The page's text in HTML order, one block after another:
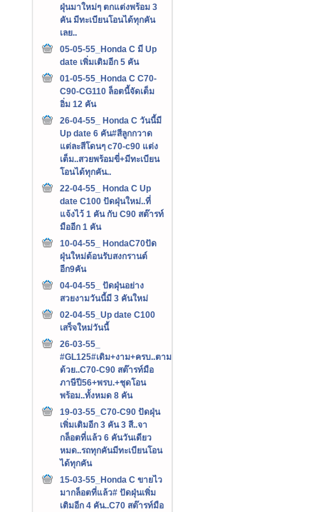
ฝุ่นมาใหม่ๆ ตกแต่งพร้อม 3
คัน มีทะเบียนโอนได้ทุกคัน
เลย..
05-05-55_Honda C มี Up
date เพิ่มเติมอีก 5 คัน
01-05-55_Honda C C70-
C90-CG110 ล็อตนี้จัดเต็ม
อิ่ม 12 คัน
26-04-55_ Honda C วันนี้มี
Up date 6 คัน#สีลูกกวาด
แต่ละสีโดนๆ c70-c90 แต่ง
เต็ม..สวยพร้อมขี่+มีทะเบียน
โอนได้ทุกคัน..
22-04-55_ Honda C Up
date C100 ปัดฝุ่นใหม่..ที่
แจ้งไว้ 1 คัน กับ C90 สต๊ารท์
มืออีก 1 คัน
10-04-55_ HondaC70ปัด
ฝุ่นใหม่ต้อนรับสงกรานต์
อีก9คัน
04-04-55_ ปัดฝุ่นอย่าง
สวยงามวันนี้มี 3 คันใหม่
02-04-55_Up date C100
เสร็จใหม่วันนี้
26-03-55_
#GL125#เดิม+งาม+ครบ..ตาม
ด้วย..C70-C90 สต๊ารท์มือ
ภาษีปี56+พรบ.+ชุดโอน
พร้อม..ทั้งหมด 8 คัน
19-03-55_C70-C90 ปัดฝุ่น
เพิ่มเติมอีก 3 คัน 3 สี..จา
กล็อตที่แล้ว 6 คันวันเดียว
หมด..รถทุกคันมีทะเบียนโอน
ได้ทุกคัน
15-03-55_Honda C ขายไว
มากล็อตที่แล้ว# ปัดฝุ่นเพิ่ม
เติมอีก 4 คัน..C70 สต๊ารท์มือ